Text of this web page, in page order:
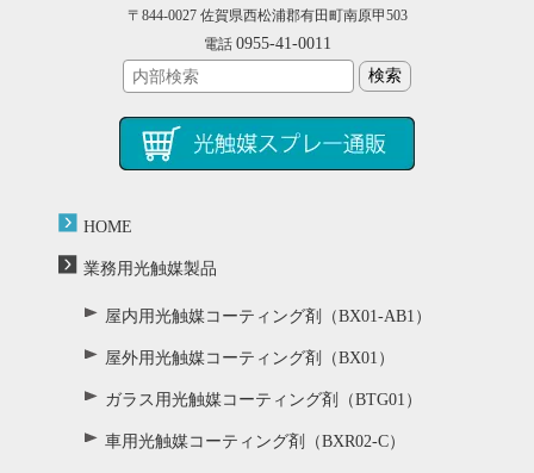
〒844-0027 佐賀県西松浦郡有田町南原甲503
電話 0955-41-0011
HOME
業務用光触媒製品
屋内用光触媒コーティング剤（BX01-AB1）
屋外用光触媒コーティング剤（BX01）
ガラス用光触媒コーティング剤（BTG01）
車用光触媒コーティング剤（BXR02-C）